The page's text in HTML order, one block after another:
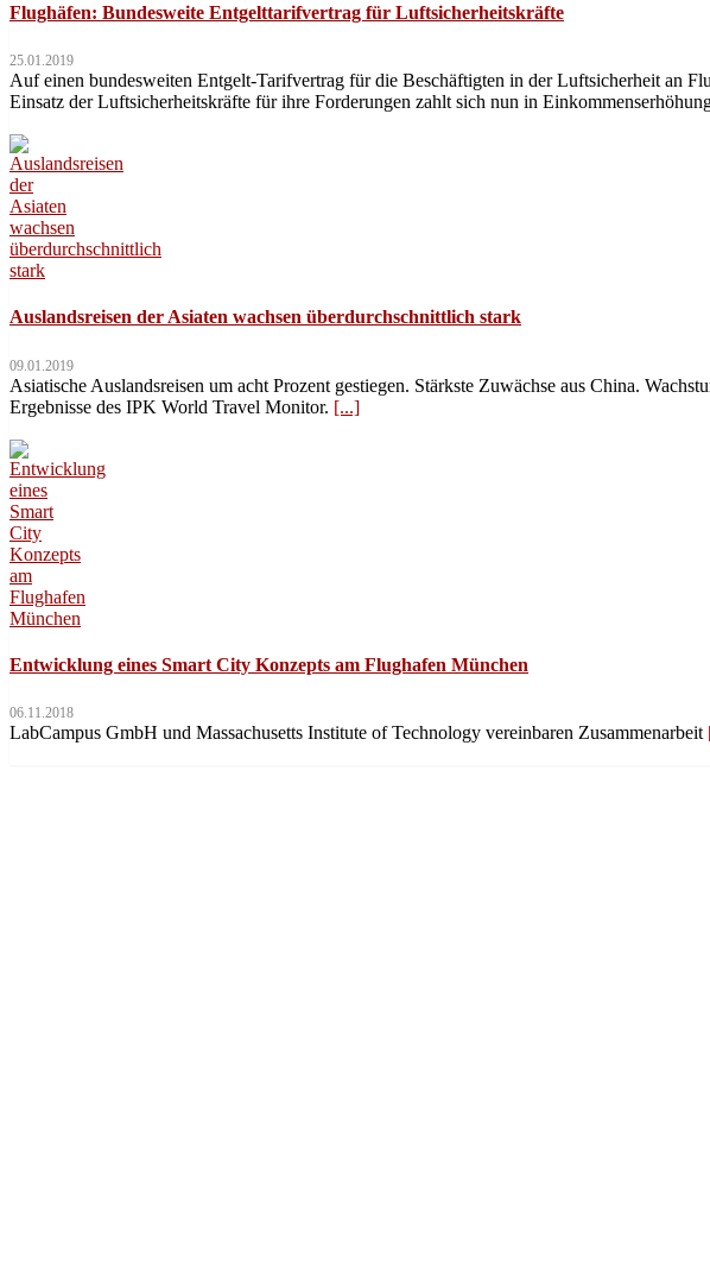
Flughäfen: Bundesweite Entgelttarifvertrag für Luftsicherheitskräfte
25.01.2019
Auf einen bundesweiten Entgelt-Tarifvertrag für die Beschäftigten in der Luftsicherheit an
Einsatz der Luftsicherheitskräfte für ihre Forderungen zahlt sich nun in
Auslandsreisen der Asiaten wachsen überdurchschnittlich stark
09.01.2019
Asiatische Auslandsreisen um acht Prozent gestiegen. Stärkste Zuwächse aus China.
Ergebnisse des IPK World Travel Monitor. [...]
Entwicklung eines Smart City Konzepts am Flughafen München
06.11.2018
LabCampus GmbH und Massachusetts Institute of Technology vereinbaren Zusammenarbeit